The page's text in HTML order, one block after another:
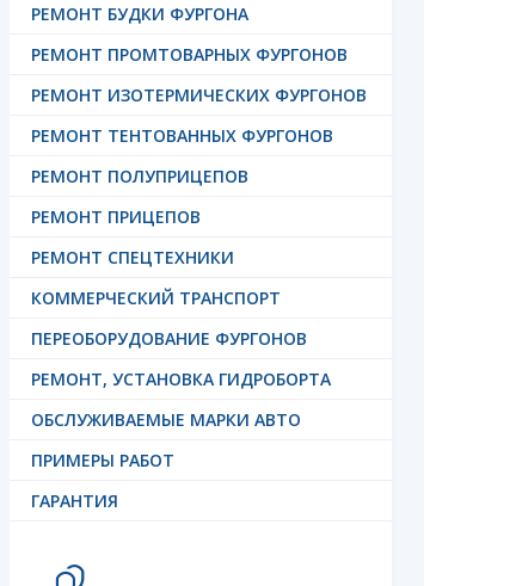
РЕМОНТ БУДКИ ФУРГОНА
РЕМОНТ ПРОМТОВАРНЫХ ФУРГОНОВ
РЕМОНТ ИЗОТЕРМИЧЕСКИХ ФУРГОНОВ
РЕМОНТ ТЕНТОВАННЫХ ФУРГОНОВ
РЕМОНТ ПОЛУПРИЦЕПОВ
РЕМОНТ ПРИЦЕПОВ
РЕМОНТ СПЕЦТЕХНИКИ
КОММЕРЧЕСКИЙ ТРАНСПОРТ
ПЕРЕОБОРУДОВАНИЕ ФУРГОНОВ
РЕМОНТ, УСТАНОВКА ГИДРОБОРТА
ОБСЛУЖИВАЕМЫЕ МАРКИ АВТО
ПРИМЕРЫ РАБОТ
ГАРАНТИЯ